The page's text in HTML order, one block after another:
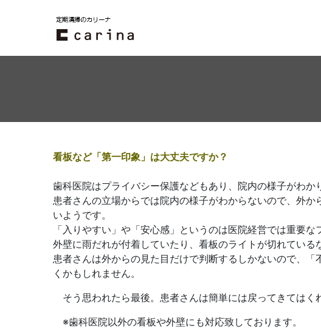
看板など「第一印象」は大丈夫ですか？
歯科医院はプライバシー保護などもあり、院内の様子がわか
患者さんの立場からでは院内の様子がわからないので、外
いようです。
「入りやすい」や「安心感」というのは医院経営では重要な
外壁に雨だれが付着していたり、看板のライトが切れている
患者さんは外からの見た目だけで判断するしかないので、
くかもしれません。
そう思われたら最後。患者さんは簡単には戻ってきてはく
※歯科医院以外の看板や外壁にも対応致しております。